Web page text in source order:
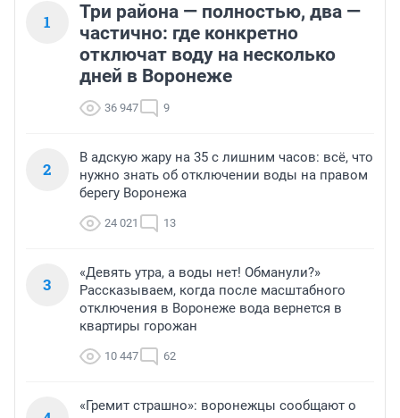
1
Три района — полностью, два —
частично: где конкретно
отключат воду на несколько
дней в Воронеже
36 947 9
2
В адскую жару на 35 с лишним часов: всё, что
нужно знать об отключении воды на правом
берегу Воронежа
24 021 13
3
«Девять утра, а воды нет! Обманули?»
Рассказываем, когда после масштабного
отключения в Воронеже вода вернется в
квартиры горожан
10 447 62
«Гремит страшно»: воронежцы сообщают о